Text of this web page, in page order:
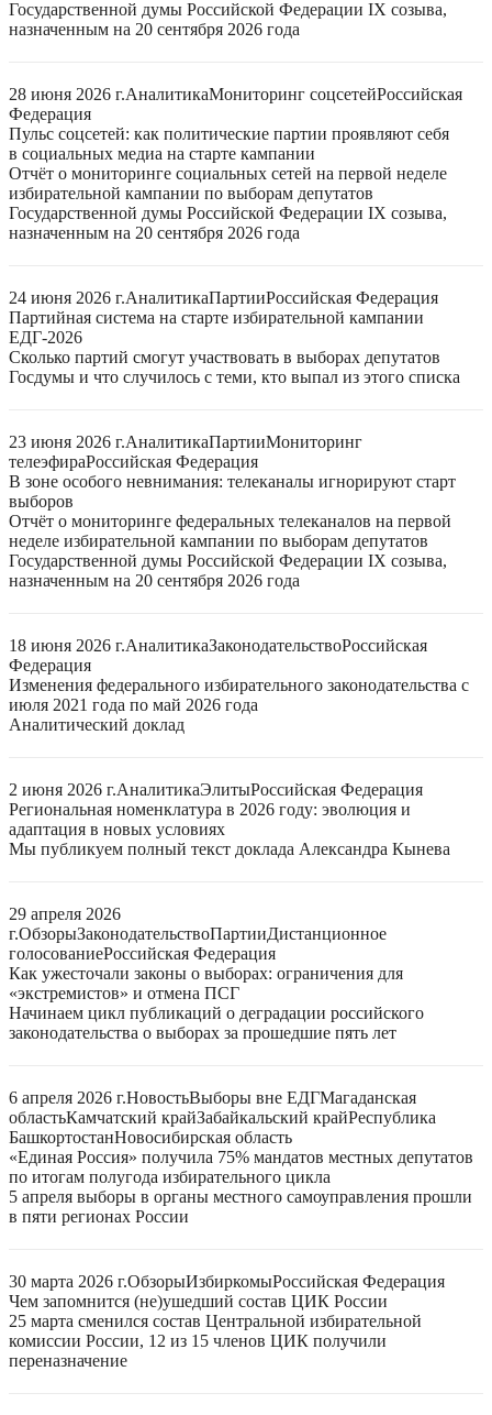
Государственной думы Российской Федерации IX созыва,
назначенным на 20 сентября 2026 года
28 июня 2026 г.АналитикаМониторинг соцсетейРоссийская
Федерация
Пульс соцсетей: как политические партии проявляют себя
в социальных медиа на старте кампании
Отчёт о мониторинге социальных сетей на первой неделе
избирательной кампании по выборам депутатов
Государственной думы Российской Федерации IX созыва,
назначенным на 20 сентября 2026 года
24 июня 2026 г.АналитикаПартииРоссийская Федерация
Партийная система на старте избирательной кампании
ЕДГ-2026
Сколько партий смогут участвовать в выборах депутатов
Госдумы и что случилось с теми, кто выпал из этого списка
23 июня 2026 г.АналитикаПартииМониторинг
телеэфираРоссийская Федерация
В зоне особого невнимания: телеканалы игнорируют старт
выборов
Отчёт о мониторинге федеральных телеканалов на первой
неделе избирательной кампании по выборам депутатов
Государственной думы Российской Федерации IX созыва,
назначенным на 20 сентября 2026 года
18 июня 2026 г.АналитикаЗаконодательствоРоссийская
Федерация
Изменения федерального избирательного законодательства с
июля 2021 года по май 2026 года
Аналитический доклад
2 июня 2026 г.АналитикаЭлитыРоссийская Федерация
Региональная номенклатура в 2026 году: эволюция и
адаптация в новых условиях
Мы публикуем полный текст доклада Александра Кынева
29 апреля 2026
г.ОбзорыЗаконодательствоПартииДистанционное
голосованиеРоссийская Федерация
Как ужесточали законы о выборах: ограничения для
«экстремистов» и отмена ПСГ
Начинаем цикл публикаций о деградации российского
законодательства о выборах за прошедшие пять лет
6 апреля 2026 г.НовостьВыборы вне ЕДГМагаданская
областьКамчатский крайЗабайкальский крайРеспублика
БашкортостанНовосибирская область
«Единая Россия» получила 75% мандатов местных депутатов
по итогам полугода избирательного цикла
5 апреля выборы в органы местного самоуправления прошли
в пяти регионах России
30 марта 2026 г.ОбзорыИзбиркомыРоссийская Федерация
Чем запомнится (не)ушедший состав ЦИК России
25 марта сменился состав Центральной избирательной
комиссии России, 12 из 15 членов ЦИК получили
переназначение